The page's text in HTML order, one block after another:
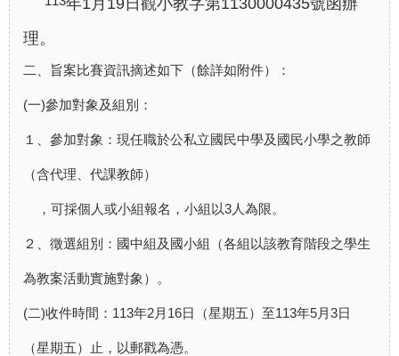
理。
二、旨案比賽資訊摘述如下（餘詳如附件）：
(一)參加對象及組別：
１、參加對象：現任職於公私立國民中學及國民小學之教師
（含代理、代課教師）
，可採個人或小組報名，小組以3人為限。
２、徵選組別：國中組及國小組（各組以該教育階段之學生
為教案活動實施對象）。
(二)收件時間：113年2月16日（星期五）至113年5月3日
（星期五）止，以郵戳為憑。